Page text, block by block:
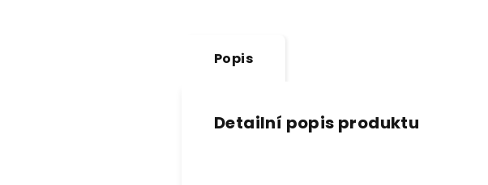
Popis
Detailní popis produktu